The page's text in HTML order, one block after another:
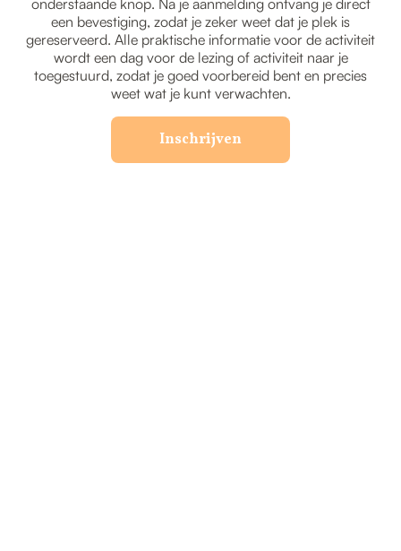
een bevestiging, zodat je zeker weet dat je plek is
gereserveerd. Alle praktische informatie voor de activiteit
wordt een dag voor de lezing of activiteit naar je
toegestuurd, zodat je goed voorbereid bent en precies
weet wat je kunt verwachten.
Inschrijven